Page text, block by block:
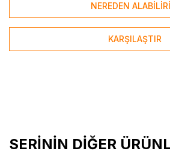
NEREDEN
KARŞILAŞTIR
SERİNİN DİĞER